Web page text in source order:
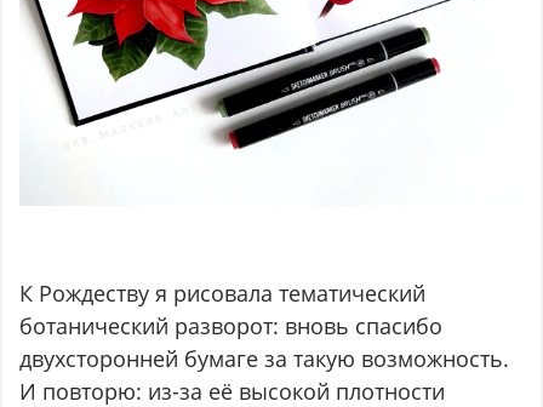
К Рождеству я рисовала тематический
ботанический разворот: вновь спасибо
двухсторонней бумаге за такую возможность.
И повторю: из-за её высокой плотности